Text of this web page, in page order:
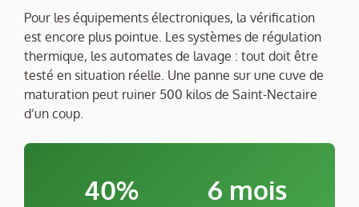
Pour les équipements électroniques, la vérification
est encore plus pointue. Les systèmes de régulation
thermique, les automates de lavage : tout doit être
testé en situation réelle. Une panne sur une cuve de
maturation peut ruiner 500 kilos de Saint-Nectaire
d’un coup.
40% 6 mois